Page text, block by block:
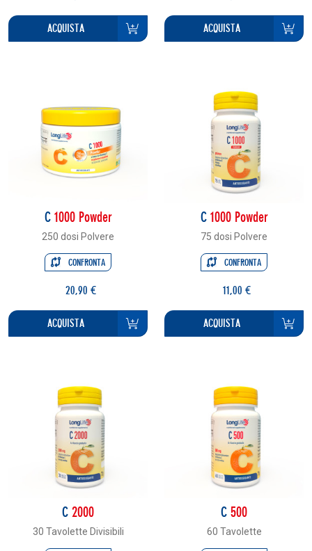
ACQUISTA ACQUISTA
C 1000 Powder
250 dosi Polvere
CONFRONTA
20,90 €
ACQUISTA
C 1000 Powder
75 dosi Polvere
CONFRONTA
11,00 €
ACQUISTA
C 2000
30 Tavolette Divisibili
C 500
60 Tavolette